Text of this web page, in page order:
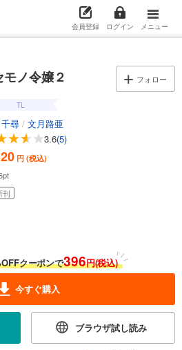
会員登録 ログイン メニュー
ノ令嬢２ フォロー
TL
尋 / 文月路亜
3.6(5)
円 (税込)
pt
刊
クーポンで396円(税込)
今すぐ購入
ブラウザ試し読み